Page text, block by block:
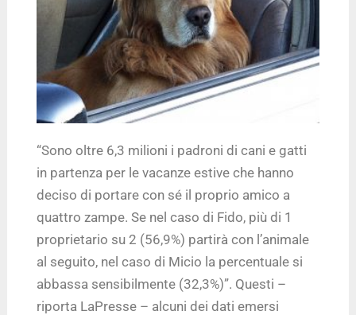
“Sono oltre 6,3 milioni i padroni di cani e gatti
in partenza per le vacanze estive che hanno
deciso di portare con sé il proprio amico a
quattro zampe. Se nel caso di Fido, più di 1
proprietario su 2 (56,9%) partirà con l’animale
al seguito, nel caso di Micio la percentuale si
abbassa sensibilmente (32,3%)”. Questi –
riporta LaPresse – alcuni dei dati emersi